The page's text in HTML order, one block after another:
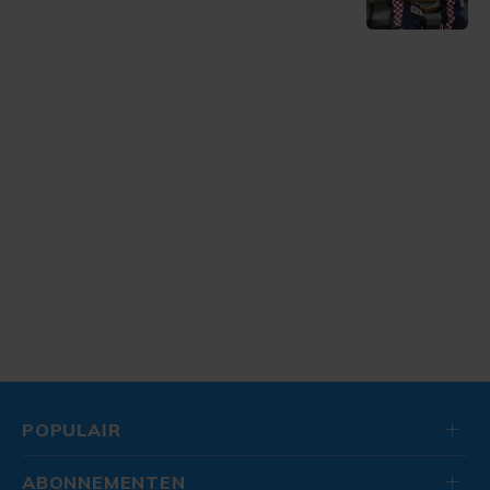
POPULAIR
ABONNEMENTEN